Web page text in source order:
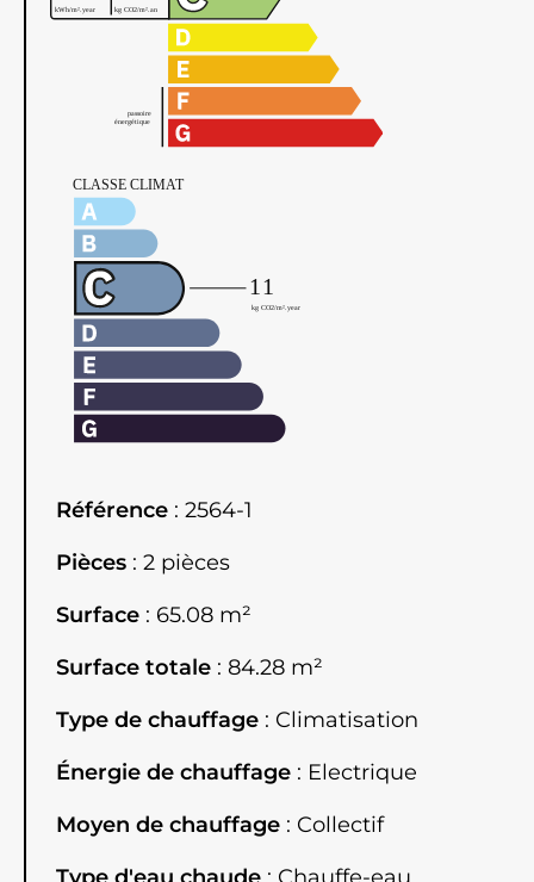
Référence
2564-1
Pièces
2 pièces
Surface
65.08 m²
Surface totale
84.28 m²
Type de chauffage
Climatisation
Énergie de chauffage
Electrique
Moyen de chauffage
Collectif